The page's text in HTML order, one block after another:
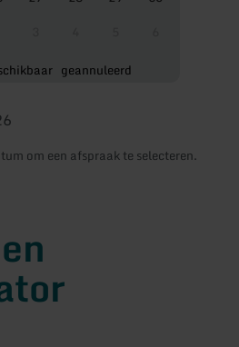
geannuleerd
om een afspraak te selecteren.